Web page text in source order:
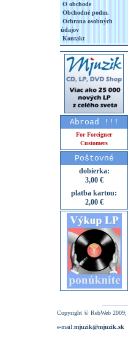
O obchode
Obchodné podm.
Ochrana osobných
údajov
Kontakt
Abroad !!!
For Foreigner
Customers
Poštovné
dobierka:
3,00 €
platba kartou:
2,00 €
Copyright © RebWeb 2009;
e-mail:mjuzik@mjuzik.sk